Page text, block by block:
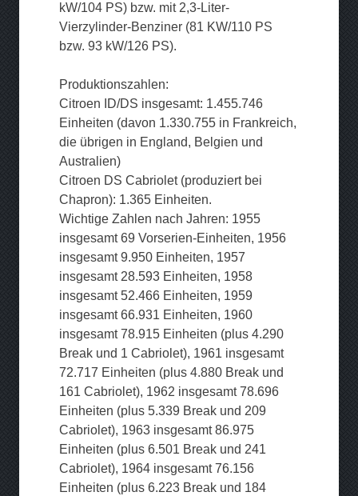
kW/104 PS) bzw. mit 2,3-Liter-
Vierzylinder-Benziner (81 KW/110 PS
bzw. 93 kW/126 PS).
Produktionszahlen:
Citroen ID/DS insgesamt: 1.455.746
Einheiten (davon 1.330.755 in Frankreich,
die übrigen in England, Belgien und
Australien)
Citroen DS Cabriolet (produziert bei
Chapron): 1.365 Einheiten.
Wichtige Zahlen nach Jahren: 1955
insgesamt 69 Vorserien-Einheiten, 1956
insgesamt 9.950 Einheiten, 1957
insgesamt 28.593 Einheiten, 1958
insgesamt 52.466 Einheiten, 1959
insgesamt 66.931 Einheiten, 1960
insgesamt 78.915 Einheiten (plus 4.290
Break und 1 Cabriolet), 1961 insgesamt
72.717 Einheiten (plus 4.880 Break und
161 Cabriolet), 1962 insgesamt 78.696
Einheiten (plus 5.339 Break und 209
Cabriolet), 1963 insgesamt 86.975
Einheiten (plus 6.501 Break und 241
Cabriolet), 1964 insgesamt 76.156
Einheiten (plus 6.223 Break und 184